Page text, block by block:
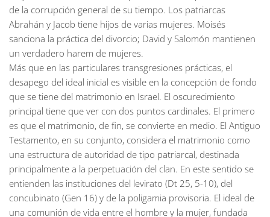
de la corrupción general de su tiempo. Los patriarcas
Abrahán y Jacob tiene hijos de varias mujeres. Moisés
sanciona la práctica del divorcio; David y Salomón mantienen
un verdadero harem de mujeres.
Más que en las particulares transgresiones prácticas, el
desapego del ideal inicial es visible en la concepción de fondo
que se tiene del matrimonio en Israel. El oscurecimiento
principal tiene que ver con dos puntos cardinales. El primero
es que el matrimonio, de fin, se convierte en medio. El Antiguo
Testamento, en su conjunto, considera el matrimonio como
una estructura de autoridad de tipo patriarcal, destinada
principalmente a la perpetuación del clan. En este sentido se
entienden las instituciones del levirato (Dt 25, 5-10), del
concubinato (Gen 16) y de la poligamia provisoria. El ideal de
una comunión de vida entre el hombre y la mujer, fundada